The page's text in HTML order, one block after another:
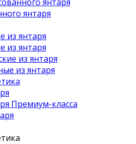
янтаря
из янтаря
из янтаря
из янтаря
из янтаря
Премиум-класса